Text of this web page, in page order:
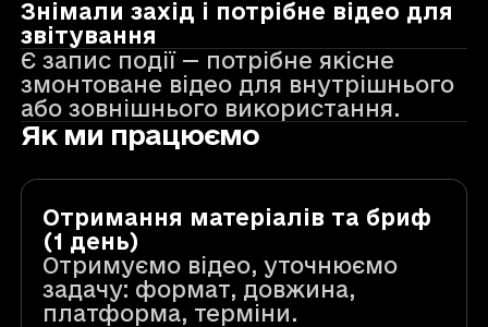
Знімали захід і потрібне відео для
звітування
Є запис події — потрібне якісне
змонтоване відео для внутрішнього
або зовнішнього використання.
Як ми працюємо
Отримання матеріалів та бриф
(1 день)
Отримуємо відео, уточнюємо
задачу: формат, довжина,
платформа, терміни.